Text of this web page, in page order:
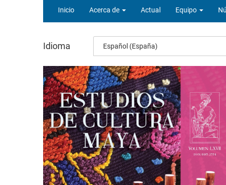
Inicio Acerca de Actual Equipo
Idioma